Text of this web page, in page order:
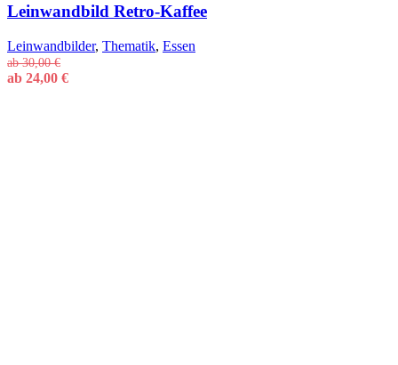
Leinwandbild Retro-Kaffee
Leinwandbilder, Thematik, Essen
ab30,00€
ab 24,00 €